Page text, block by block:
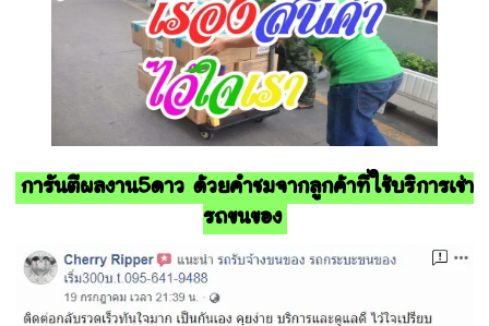
การันตีผลงาน5ดาว ด้วยคำชมจากลูกค้าที่ใช้บริการเช่า
รถขนของ